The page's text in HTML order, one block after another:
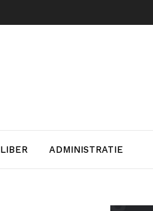
ADMINISTRATIE